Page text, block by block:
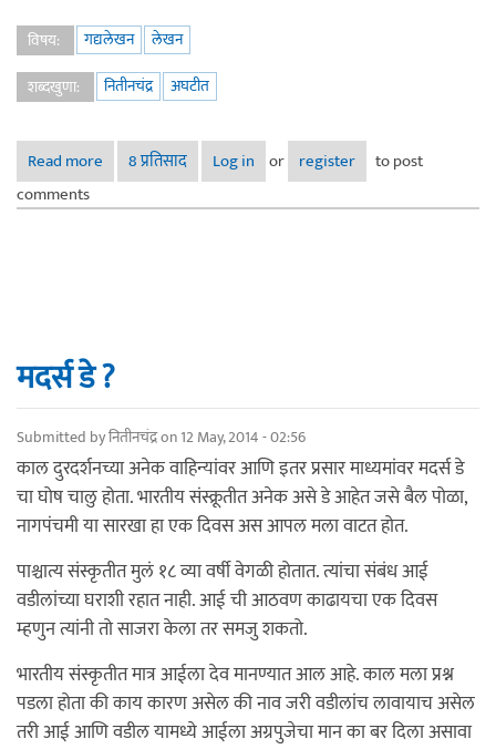
विषय: गद्यलेखन
लेखन
शब्दखुणा:
नितीनचंद्र अघटीत
Read more about अघटीत -- २
8 प्रतिसाद Log in or register
to post
comments
मदर्स डे ?
Submitted byनितीनचंद्रon 12 May, 2014 - 02:56
काल दुरदर्शनच्या अनेक वाहिन्यांवर आणि इतर प्रसार माध्यमांवर मदर्स डे
चा घोष चालु होता. भारतीय संस्क्रूतीत अनेक असे डे आहेत जसे बैल पोळा,
नागपंचमी या सारखा हा एक दिवस अस आपल मला वाटत होत.
पाश्चात्य संस्कृतीत मुलं १८ व्या वर्षी वेगळी होतात. त्यांचा संबंध आई
वडीलांच्या घराशी रहात नाही. आई ची आठवण काढायचा एक दिवस
म्हणुन त्यांनी तो साजरा केला तर समजु शकतो.
भारतीय संस्कृतीत मात्र आईला देव मानण्यात आल आहे. काल मला प्रश्न
पडला होता की काय कारण असेल की नाव जरी वडीलांच लावायाच असेल
तरी आई आणि वडील यामध्ये आईला अग्रपुजेचा मान का बर दिला असावा